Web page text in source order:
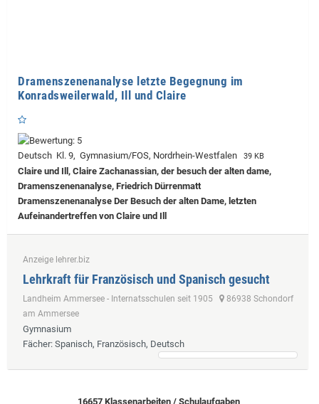
Dramenszenenanalyse letzte Begegnung im
Konradsweilerwald, Ill und Claire
Deutsch Kl. 9, Gymnasium/FOS, Nordrhein-Westfalen 39 KB
Claire und Ill, Claire Zachanassian, der besuch der alten dame,
Dramenszenenanalyse, Friedrich Dürrenmatt
Dramenszenenanalyse Der Besuch der alten Dame, letzten
Aufeinandertreffen von Claire und Ill
Anzeige lehrer.biz
Lehrkraft für Französisch und Spanisch gesucht
Landheim Ammersee - Internatsschulen seit 1905
86938 Schondorf
am Ammersee
Gymnasium
Fächer: Spanisch, Französisch, Deutsch
16657 Klassenarbeiten / Schulaufgaben